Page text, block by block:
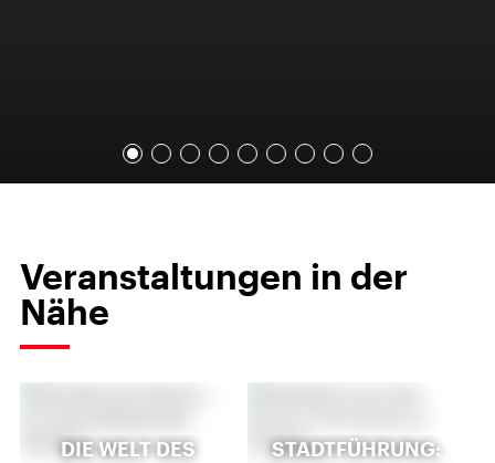
Veranstaltungen in der
Nähe
DIE WELT DES
STADTFÜHRUNG: